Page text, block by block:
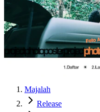
Majalah
Release